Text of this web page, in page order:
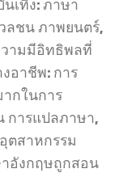
เทิง: ภาษา
ลชน ภาพยนตร์,
วามมีอิทธิพลที่
อาชีพ: การ
กในการ
การแปลภาษา,
ตสาหกรรม
าอังกฤษถูกสอน